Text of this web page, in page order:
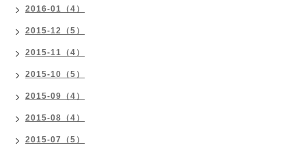
2016-01（4）
2015-12（5）
2015-11（4）
2015-10（5）
2015-09（4）
2015-08（4）
2015-07（5）